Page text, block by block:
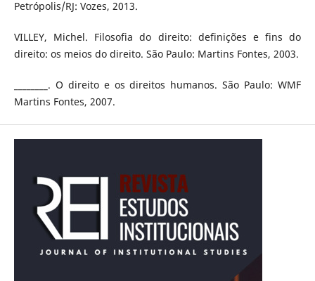
Petrópolis/RJ: Vozes, 2013.
VILLEY, Michel. Filosofia do direito: definições e fins do
direito: os meios do direito. São Paulo: Martins Fontes, 2003.
________. O direito e os direitos humanos. São Paulo: WMF
Martins Fontes, 2007.